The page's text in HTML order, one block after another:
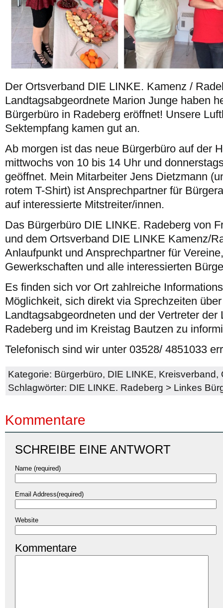
Der Ortsverband DIE LINKE. Kamenz /
Landtagsabgeordnete Marion Junge haben
Bürgerbüro in Radeberg eröffnet! Unsere
Sektempfang kamen gut an.
Ab morgen ist das neue Bürgerbüro auf der
mittwochs von 10 bis 14 Uhr und
geöffnet. Mein Mitarbeiter Jens Dietzmann
rotem T-Shirt) ist Ansprechpartner für
auf interessierte Mitstreiter/innen.
Das Bürgerbüro DIE LINKE. Radeberg von
und dem Ortsverband DIE LINKE Kamenz/
Anlaufpunkt und Ansprechpartner für
Gewerkschaften und alle interessierten
Es finden sich vor Ort zahlreiche
Möglichkeit, sich direkt via Sprechzeiten
Landtagsabgeordneten und der Vertreter
Radeberg und im Kreistag Bautzen zu
Telefonisch sind wir unter 03528/ 4851033
Kategorie: Bürgerbüro, DIE LINKE, Kreisverband,
Schlagwörter: DIE LINKE. Radeberg > Linkes
Kommentare
SCHREIBE EINE ANTWORT
Name (required)
Email Address(required)
Website
Kommentare